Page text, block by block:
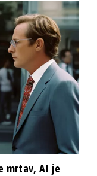
mrtav, AI je